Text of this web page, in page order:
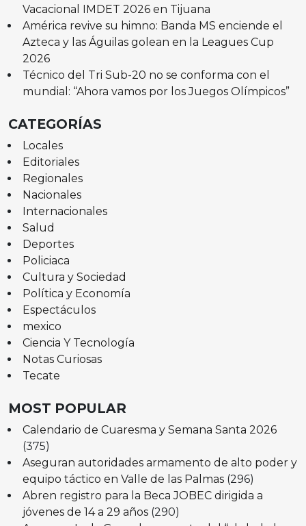
Vacacional IMDET 2026 en Tijuana
América revive su himno: Banda MS enciende el
Azteca y las Águilas golean en la Leagues Cup
2026
Técnico del Tri Sub-20 no se conforma con el
mundial: “Ahora vamos por los Juegos Olímpicos”
CATEGORÍAS
Locales
Editoriales
Regionales
Nacionales
Internacionales
Salud
Deportes
Policiaca
Cultura y Sociedad
Política y Economía
Espectáculos
mexico
Ciencia Y Tecnología
Notas Curiosas
Tecate
MOST POPULAR
Calendario de Cuaresma y Semana Santa 2026
(375)
Aseguran autoridades armamento de alto poder y
equipo táctico en Valle de las Palmas (296)
Abren registro para la Beca JOBEC dirigida a
jóvenes de 14 a 29 años (290)